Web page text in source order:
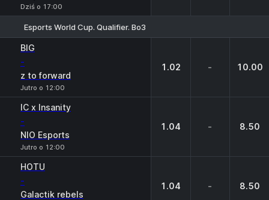
Dziś o 17:00
Esports World Cup. Qualifier. Bo3
BIG
-
z to forward
Jutro o 12:00
1.02 - 10.00
IC x Insanity
-
NIO Esports
Jutro o 12:00
1.04 - 8.50
HOTU
-
Galactik rebels
1.04 - 8.50